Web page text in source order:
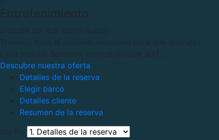
Entretenimiento
Disfruta del mar como nunca
Traemos todo el material necesario para que disfrutes
cada minuto: Bananas, snorkel, paddle surf,…
Descubre nuestra oferta
Detalles de la reserva
Elegir barco
Detalles cliente
Resumen de la reserva
Go To: